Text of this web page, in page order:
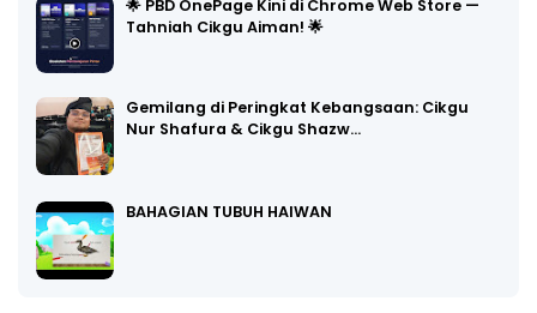
🌟 PBD OnePage Kini di Chrome Web Store —
Tahniah Cikgu Aiman! 🌟
Gemilang di Peringkat Kebangsaan: Cikgu
Nur Shafura & Cikgu Shazw…
BAHAGIAN TUBUH HAIWAN